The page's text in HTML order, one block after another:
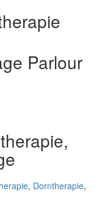
Parlour
, Dorntherapie,